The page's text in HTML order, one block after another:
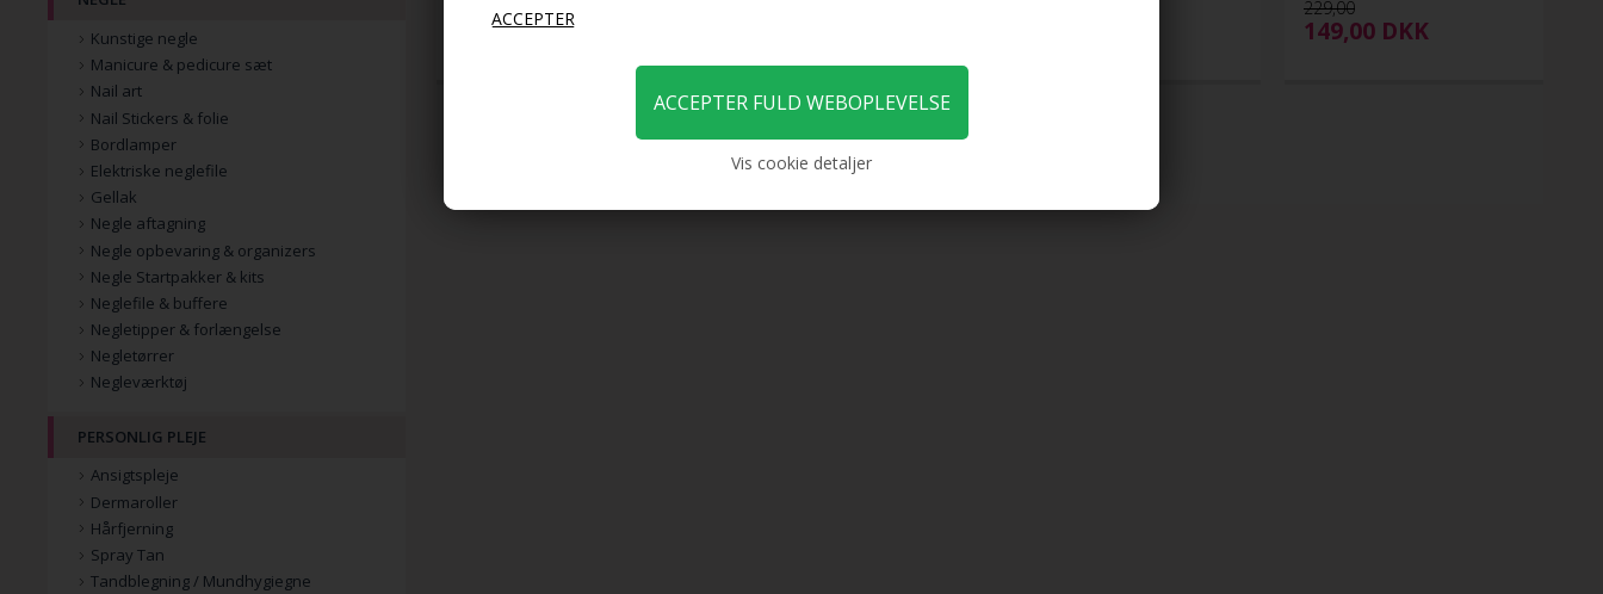
Vis cookie detaljer
49,00
19,00DKK
229,00
149,00 DKK
Kunstige negle
Manicure & pedicure sæt
Nail art
Nail Stickers & folie
Bordlamper
Elektriske neglefile
Gellak
Negle aftagning
Negle opbevaring & organizers
Negle Startpakker & kits
Neglefile & buffere
Negletipper & forlængelse
Negletørrer
Negleværktøj
PERSONLIG PLEJE
Ansigtspleje
Dermaroller
Hårfjerning
Spray Tan
Tandblegning / Mundhygiegne